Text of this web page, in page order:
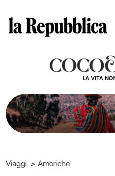
LA VITA
Viaggi > Americhe